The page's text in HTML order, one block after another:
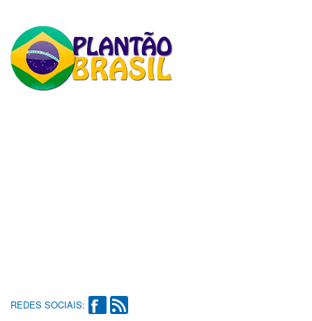
REDES SOCIAIS: